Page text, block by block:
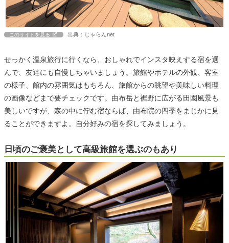
このサイトを見る 出典：じゃらんnet
せっかく温泉旅行に行くなら、おしゃれでインスタ映えする宿を選
んで、友達にも自慢しちゃいましょう。旅館やホテルの外観、客室
の様子、館内の雰囲気はもちろん、旅館からの眺望や美味しい料理
の画像などまで要チェックです。由布岳と裾野に広がる田園風景も
美しいですが、森の中に佇む宿ならば、由布院の四季をまじかに見
ることができますよ。自分好みの宿を探してみましょう。
日頃のご褒美として高級旅館を選ぶのもあり